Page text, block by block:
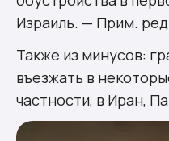
Израиль. — Прим.
Также из минусов:
въезжать в
частности, в Иран,